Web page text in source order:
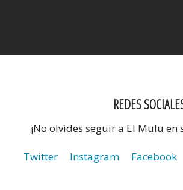
REDES
¡No olvides seguir a El Mulu en
Twitter Instagram Facebook